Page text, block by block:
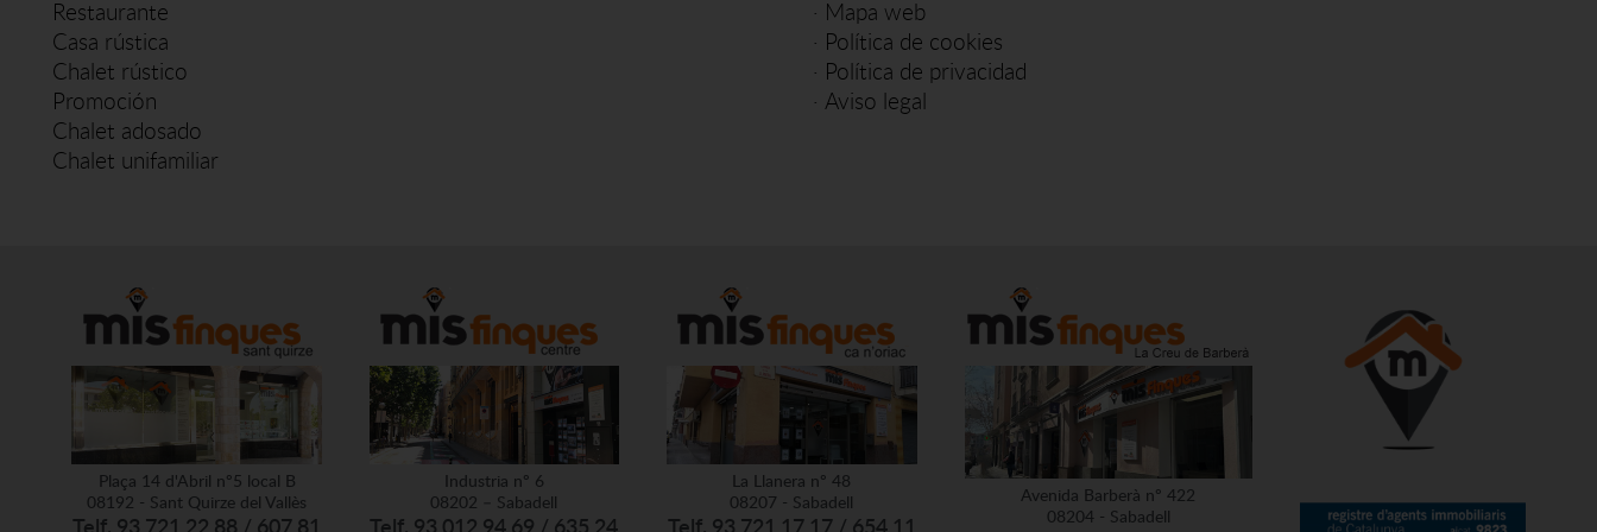
Restaurante
Casa rústica
Chalet rústico
Promoción
Chalet adosado
Chalet unifamiliar
· Mapa web
· Política de cookies
· Política de privacidad
· Aviso legal
Plaça 14 d'Abril nº5 local B
08192 - Sant Quirze del Vallès
Telf. 93 721 22 88 / 607 81
Industria nº 6
08202 – Sabadell
Telf. 93 012 94 69 / 635 24
La Llanera nº 48
08207 - Sabadell
Telf. 93 721 17 17 / 654 11
Avenida Barberà nº 422
08204 - Sabadell